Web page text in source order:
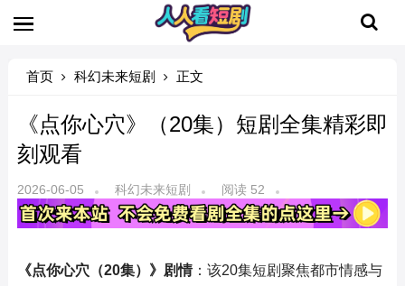
首页 科幻未来短剧 正文
《点你心穴》（20集）短剧全集精彩即
刻观看
2026-06-05 科幻未来短剧 阅读 52
《点你心穴（20集）》剧情：该20集短剧聚焦都市情感与